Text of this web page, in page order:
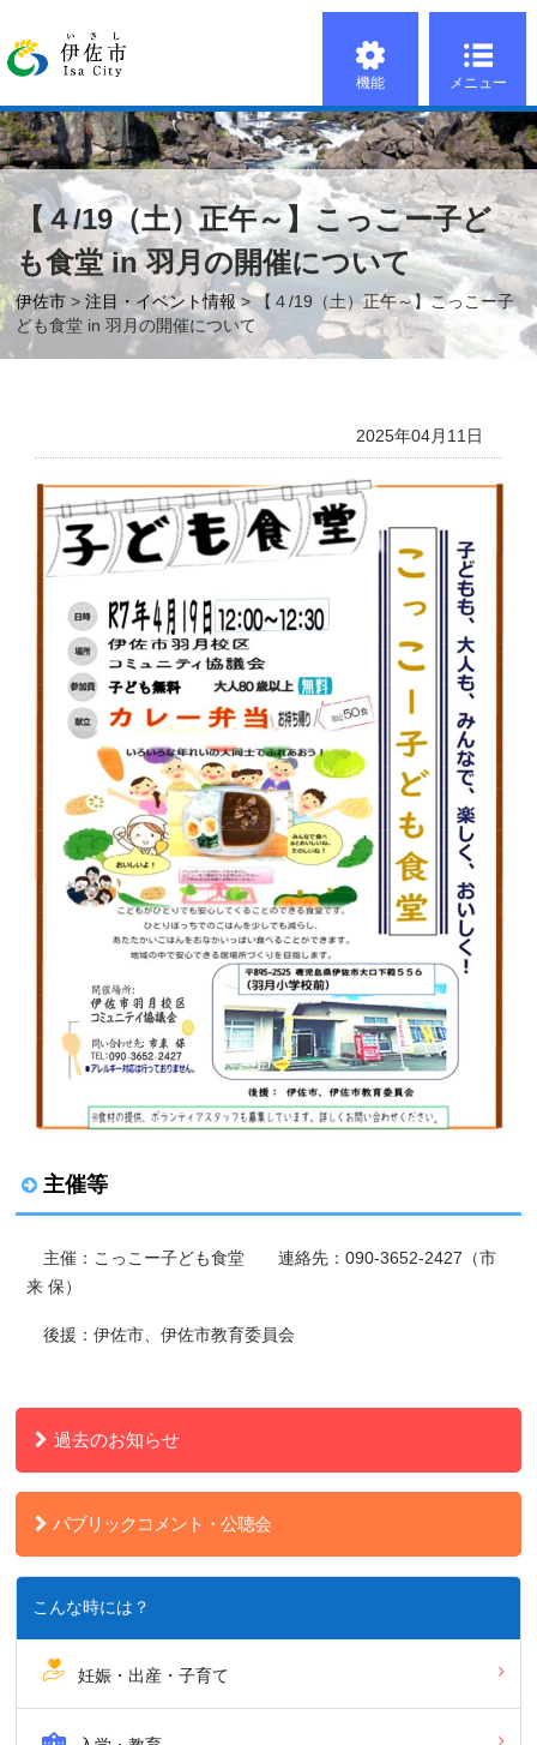
機能 メニュー
【４/19（土）正午～】こっこー子ど
も食堂 in 羽月の開催について
伊佐市 >注目・イベント情報> 【４/19（土）正午～】こっこー子
ども食堂 in 羽月の開催について
2025年04月11日
主催等
主催：こっこー子ども食堂 連絡先：090-3652-2427（市
来 保）
後援：伊佐市、伊佐市教育委員会
過去のお知らせ
パブリックコメント・公聴会
こんな時には？
妊娠・出産・子育て